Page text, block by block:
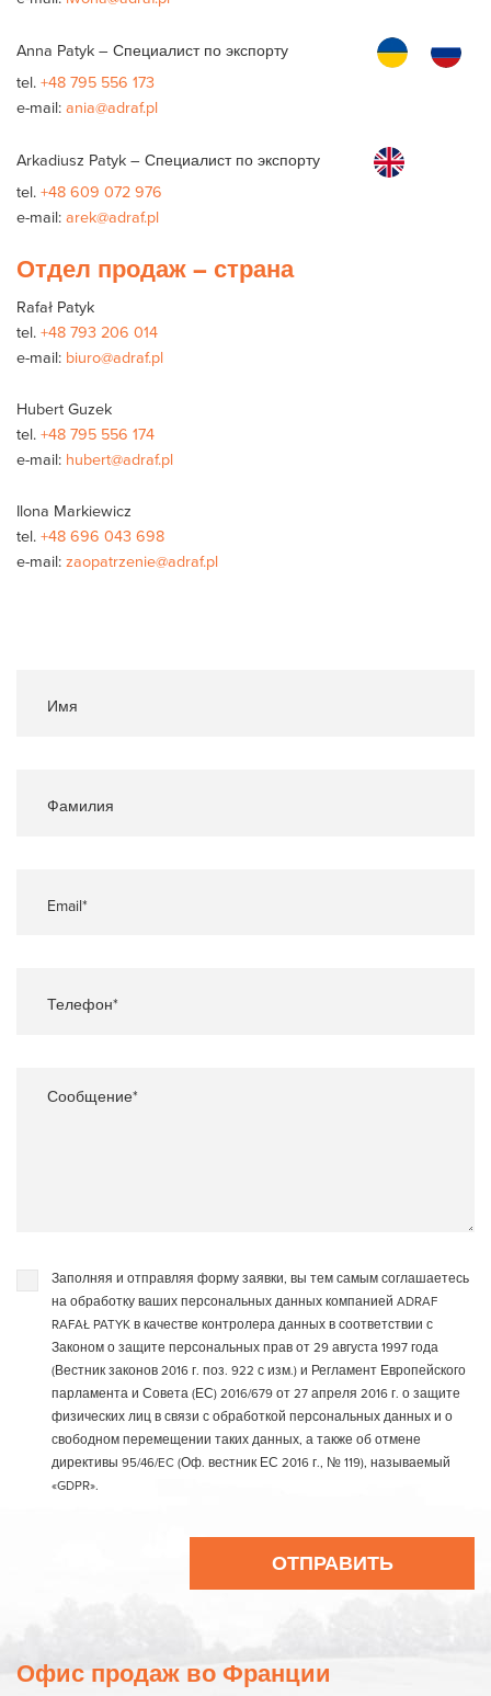
Anna Patyk – Специалист по экспорту
tel.+48 795 556 173
e-mail:ania@adraf.pl
Arkadiusz Patyk – Специалист по экспорту
tel.+48 609 072 976
e-mail:arek@adraf.pl
Отдел продаж – страна
Rafał Patyk
tel.+48 793 206 014
e-mail: biuro@adraf.pl
Hubert Guzek
tel.+48 795 556 174
e-mail: hubert@adraf.pl
Ilona Markiewicz
tel.+48 696 043 698
e-mail:zaopatrzenie@adraf.pl
Фамилия
Email*
Телефон*
Сообщение*
Заполняя и отправляя форму заявки, вы тем самым соглашаетесь
на обработку ваших персональных данных компанией ADRAF
RAFAŁ PATYK в качестве контролера данных в соответствии с
Законом о защите персональных прав от 29 августа 1997 года
(Вестник законов 2016 г. поз. 922 с изм.) и Регламент Европейского
парламента и Совета (ЕС) 2016/679 от 27 апреля 2016 г. о защите
физических лиц в связи с обработкой персональных данных и о
свободном перемещении таких данных, а также об отмене
директивы 95/46/EC (Оф. вестник ЕС 2016 г., № 119), называемый
«GDPR».
Офис продаж во Франции